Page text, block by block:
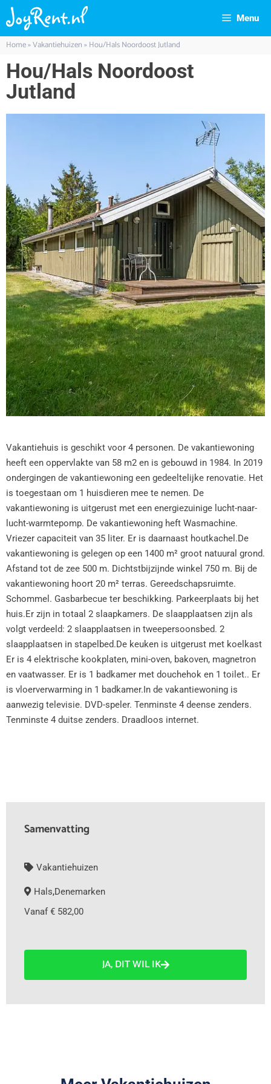
Menu
Home»Vakantiehuizen»Hou/Hals Noordoost Jutland
Hou/Hals Noordoost
Jutland
Vakantiehuis is geschikt voor 4 personen. De vakantiewoning
heeft een oppervlakte van 58 m2 en is gebouwd in 1984. In 2019
ondergingen de vakantiewoning een gedeeltelijke renovatie. Het
is toegestaan om 1 huisdieren mee te nemen. De
vakantiewoning is uitgerust met een energiezuinige lucht-naar-
lucht-warmtepomp. De vakantiewoning heft Wasmachine.
Vriezer capaciteit van 35 liter. Er is daarnaast houtkachel.De
vakantiewoning is gelegen op een 1400 m² groot natuural grond.
Afstand tot de zee 500 m. Dichtstbijzijnde winkel 750 m. Bij de
vakantiewoning hoort 20 m² terras. Gereedschapsruimte.
Schommel. Gasbarbecue ter beschikking. Parkeerplaats bij het
huis.Er zijn in totaal 2 slaapkamers. De slaapplaatsen zijn als
volgt verdeeld: 2 slaapplaatsen in tweepersoonsbed. 2
slaapplaatsen in stapelbed.De keuken is uitgerust met koelkast
Er is 4 elektrische kookplaten, mini-oven, bakoven, magnetron
en vaatwasser. Er is 1 badkamer met douchehok en 1 toilet.. Er
is vloerverwarming in 1 badkamer.In de vakantiewoning is
aanwezig televisie. DVD-speler. Tenminste 4 deense zenders.
Tenminste 4 duitse zenders. Draadloos internet.
Samenvatting
Vakantiehuizen
Hals,Denemarken
Vanaf € 582,00
JA, DIT WIL IK